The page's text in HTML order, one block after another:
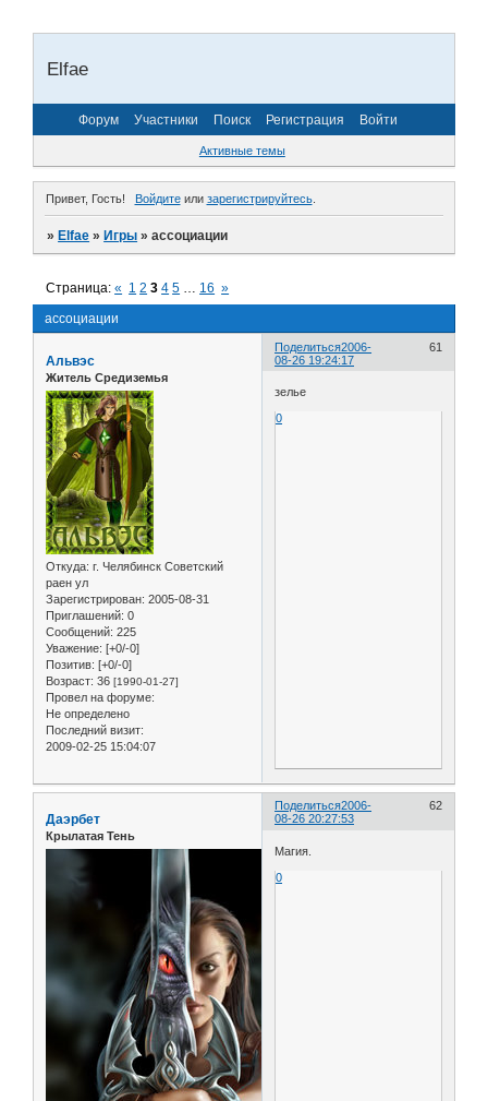
Elfae
Форум Участники Поиск Регистрация Войти
Активные темы
Привет, Гость! Войдитеили зарегистрируйтесь.
»Elfae »Игры »ассоциации
ассоциации
Страница:« 1 2 3 4 5 … 16 »
Поделиться 61
2006-
08-26 19:24:17
Альвэс
Житель Средиземья
Откуда: г. Челябинск Советский
раен ул
Зарегистрирован: 2005-08-31
Приглашений: 0
Сообщений: 225
Уважение: [+0/-0]
Позитив: [+0/-0]
Возраст: 36 [1990-01-27]
Провел на форуме:
Не определено
Последний визит:
2009-02-25 15:04:07
зелье
0
Поделиться 62
2006-
08-26 20:27:53
Даэрбет
Крылатая Тень
Магия.
0